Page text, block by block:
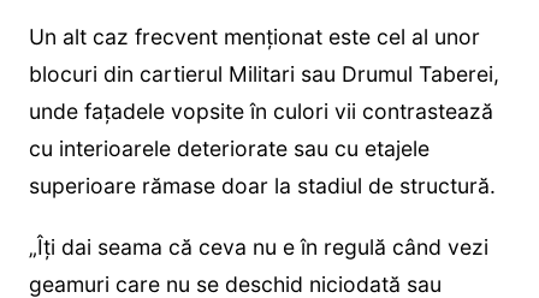
Un alt caz frecvent menționat este cel al unor
blocuri din cartierul Militari sau Drumul Taberei,
unde fațadele vopsite în culori vii contrastează
cu interioarele deteriorate sau cu etajele
superioare rămase doar la stadiul de structură.
„Îți dai seama că ceva nu e în regulă când vezi
geamuri care nu se deschid niciodată sau